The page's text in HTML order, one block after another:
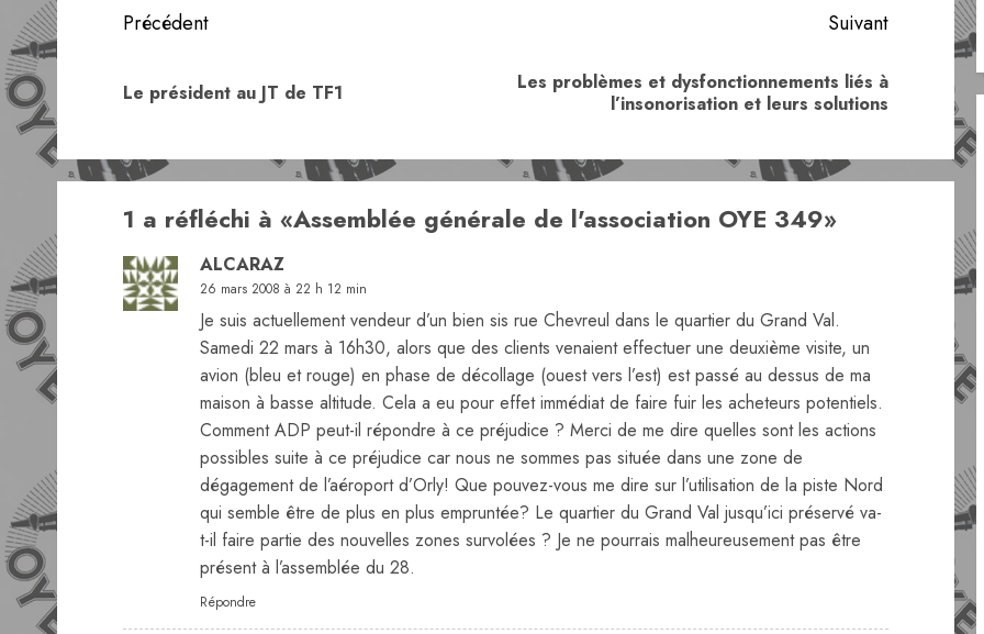
Navigation
Précédent
Article
Le président au JT de TF1
Suivant
Article
Les problèmes et dysfonctionnements liés à
l’insonorisation et leurs solutions
1 a réfléchi à «Assemblée générale de l'association OYE 349»
ALCARAZ
26 mars 2008 à 22 h 12 min
Je suis actuellement vendeur d’un bien sis rue Chevreul dans le quartier du Grand Val.
Samedi 22 mars à 16h30, alors que des clients venaient effectuer une deuxième visite, un
avion (bleu et rouge) en phase de décollage (ouest vers l’est) est passé au dessus de ma
maison à basse altitude. Cela a eu pour effet immédiat de faire fuir les acheteurs potentiels.
Comment ADP peut-il répondre à ce préjudice ? Merci de me dire quelles sont les actions
possibles suite à ce préjudice car nous ne sommes pas située dans une zone de
dégagement de l’aéroport d’Orly! Que pouvez-vous me dire sur l’utilisation de la piste Nord
qui semble être de plus en plus empruntée? Le quartier du Grand Val jusqu’ici préservé va-
t-il faire partie des nouvelles zones survolées ? Je ne pourrais malheureusement pas être
présent à l’assemblée du 28.
Répondre